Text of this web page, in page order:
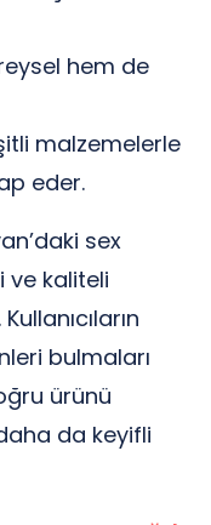
hem de
malzemelerle
eder.
sex
ve kaliteli
bulmaları
ürünü
da keyifli